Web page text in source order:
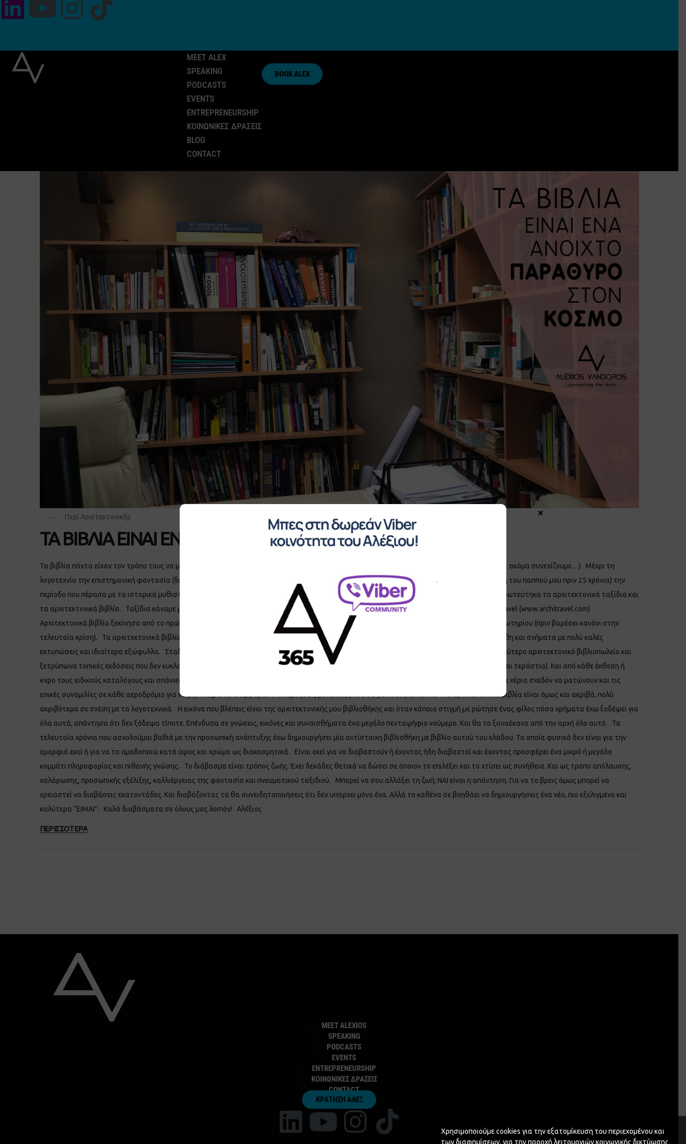
MEET ALEX
SPEAKING
PODCASTS
EVENTS
ENTREPRENEURSHIP
ΚΟΙΝΩΝΙΚΕΣ ΔΡΑΣΕΙΣ
BLOG
CONTACT
BOOK ALEX
Περί Αρχιτεκτονικής
ΤΑ ΒΙΒΛΙΑ ΕΙΝΑΙ ΕΝΑ ΑΝΟΙΧΤΟ ΠΑΡΑΘΥΡΟ ΣΤΟΝ ΚΟΣΜΟ
Τα βιβλία πάντα είχαν τον τρόπο τους να μου εξάπτουν τη φαντασία. Από τα κόμιξ και τις συλλογές που κάναμε μικροί με τον αδερφό μου (και ακόμα συνεχίζουμε…) Μέχρι τη
λογοτεχνία την επιστημονική φαντασία (διάβασα την τριλογία του άρχοντα των δαχτυλιδιών από μία παλιά έκδοση που βρήκα στη βιβλιοθήκη του παππού μου πριν 25 χρόνια) την
περίοδο που πέρασα με τα ιστορικά μυθιστορήματα όταν γνώρισα τα βιβλία του Μίκα Βάλταρι Και μετέπειτα ως φοιτητής Αρχιτεκτονικής ερωτεύτηκα τα αρχιτεκτονικά ταξίδια και
τα αρχιτεκτονικά βιβλία. Ταξίδια κάναμε μπόλικα μέχρι που δημιουργήσαμε και το καινοτόμο και κορυφαίο στο είδος του παγκοσμίως ArchiTravel (www.architravel.com)
Αρχιτεκτονικά βιβλία ξεκίνησα από το πρώτο έτος να αγοράζω περνώντας ώρες στο τότε μεγαλύτερο στο είδος του βιβλιοπωλείο, τον Παπασωτηρίου (πριν βαρέσει κανόνι στην
τελευταία κρίση). Τα αρχιτεκτονικά βιβλία είναι σαγηνευτικά γιατί έχουν μέσα εντυπωσιακές εικόνες, τα περισσότερα είναι σε περίεργα μεγέθη και σχήματα με πολύ καλές
εκτυπώσεις και ιδιαίτερα εξώφυλλα. Σταδιακά άρχιζα να χτίζω την αρχιτεκτονική μου βιβλιοθήκη. Σε κάθε ταξίδι που πήγαινα έβρισκα το καλύτερο αρχιτεκτονικό βιβλιοπωλείο και
ξετρύπωνα τοπικές εκδόσεις που δεν κυκλοφορούσαν αλλού. Μάζευα ειδικούς χάρτες μοντέρνας αρχιτεκτονικής από κάθε πόλη (η συλλογή είναι τεράστια). Και από κάθε έκθεση ή
expo τους ειδικούς καταλόγους και σπάνιες εκδόσεις. Θυμάμαι να κουβαλώ τσάντες με βιβλία από κάθε πόλη του κόσμου στους δρόμους, με τα χέρια σχεδόν να ματώνουν και τις
επικές συνομιλίες σε κάθε αεροδρόμιο για να μην πληρώνω υπέρβαρα… Αναμνήσεις μοναδικές που θα μείνουν για πάντα. Τα αρχιτεκτονικά βιβλία είναι όμως και ακριβά, πολύ
ακριβότερα σε σχέση με τα λογοτεχνικά. Η εικόνα που βλέπεις είναι της αρχιτεκτονικής μου βιβλιοθήκης και όταν κάποια στιγμή με ρώτησε ένας φίλος πόσα χρήματα έχω ξοδέψει για
όλα αυτά, απάντησα ότι δεν ξόδεψα τίποτε. Επένδυσα σε γνώσεις, εικόνες και συναισθήματα ένα μεγάλο πενταψήφιο νούμερο. Και θα το ξαναέκανα από την αρχή όλο αυτό. Τα
τελευταία χρόνια που ασχολούμαι βαθιά με την προσωπική ανάπτυξης έχω δημιουργήσει μία αντίστοιχη βιβλιοθήκη με βιβλία αυτού του κλάδου. Τα οποία φυσικά δεν είναι για την
ομορφιά εκεί ή για να τα ομαδοποιώ κατά ύψος και χρώμα ως διακοσμητικά. Είναι εκεί για να διαβαστούν ή έχοντας ήδη διαβαστεί και έχοντας προσφέρει ένα μικρό ή μεγάλο
κομμάτι πληροφορίας και πιθανής γνώσης. Το διάβασμα είναι τρόπος ζωής. Έχει δεκάδες θετικά να δώσει σε όποιον το επιλέξει και το χτίσει ως συνήθεια. Και ως τρόπο απόλαυσης,
χαλάρωσης, προσωπικής εξέλιξης, καλλιέργειας της φαντασία και πνευματικού ταξιδιού. Μπορεί να σου αλλάξει τη ζωή; ΝΑΙ είναι η απάντηση. Για να το βρεις όμως μπορεί να
χρειαστεί να διαβάσεις εκατοντάδες. Και διαβάζοντας τα θα συνειδητοποιήσεις ότι δεν υπάρχει μόνο ένα. Αλλά το καθένα σε βοηθάει να δημιουργήσεις ένα νέο, πιο εξελιγμένο και
καλύτερα “ΕΙΜΑΙ”. Καλά διαβάσματα σε όλους μας λοιπόν! Αλέξιος
ΠΕΡΙΣΣΟΤΕΡΑ
MEET ALEXIOS
SPEAKING
PODCASTS
EVENTS
ENTREPRENEURSHIP
ΚΟΙΝΩΝΙΚΕΣ ΔΡΑΣΕΙΣ
CONTACT
ΚΡΑΤΗΣΗ ΑΛΕΞ
×
Χρησιμοποιούμε cookies για την εξατομίκευση του περιεχομένου και
των διαφημίσεων, για την παροχή λειτουργιών κοινωνικής δικτύωσης